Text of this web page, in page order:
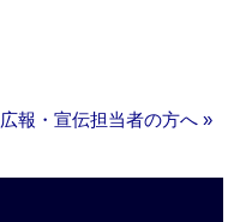
広報・宣伝担当者の方へ »